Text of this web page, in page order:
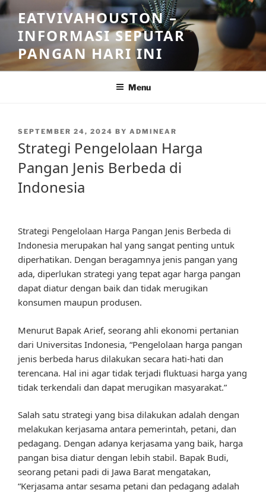
Skip
to
content
EATVIVAHOUSTON –
INFORMASI SEPUTAR
PANGAN HARI INI
Menu
POSTED
SEPTEMBER 24, 2024 BY ADMINEAR
Strategi Pengelolaan Harga
Pangan Jenis Berbeda di
Indonesia
Strategi Pengelolaan Harga Pangan Jenis Berbeda di
Indonesia merupakan hal yang sangat penting untuk
diperhatikan. Dengan beragamnya jenis pangan yang
ada, diperlukan strategi yang tepat agar harga pangan
dapat diatur dengan baik dan tidak merugikan
konsumen maupun produsen.
Menurut Bapak Arief, seorang ahli ekonomi pertanian
dari Universitas Indonesia, “Pengelolaan harga pangan
jenis berbeda harus dilakukan secara hati-hati dan
terencana. Hal ini agar tidak terjadi fluktuasi harga yang
tidak terkendali dan dapat merugikan masyarakat.”
Salah satu strategi yang bisa dilakukan adalah dengan
melakukan kerjasama antara pemerintah, petani, dan
pedagang. Dengan adanya kerjasama yang baik, harga
pangan bisa diatur dengan lebih stabil. Bapak Budi,
seorang petani padi di Jawa Barat mengatakan,
“Kerjasama antar sesama petani dan pedagang adalah